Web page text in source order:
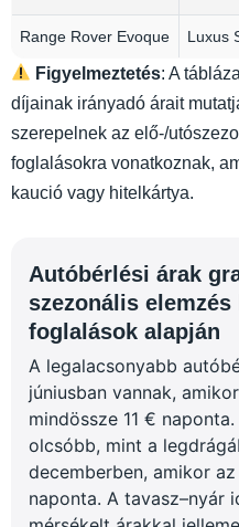
Range Rover Evoque Luxus
Figyelmeztetés: A
díjainak irányadó árait
szerepelnek az elő-/
foglalásokra vonatkoznak,
kaució vagy hitelkártya.
Autóbérlési árak
szezonális
foglalások alapján
A legalacsonyabb
júniusban vannak,
mindössze 11 €
olcsóbb, mint a
decemberben, amikor
naponta. A tavasz–nyár